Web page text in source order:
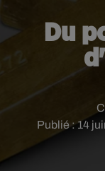
Du
Publié : 14